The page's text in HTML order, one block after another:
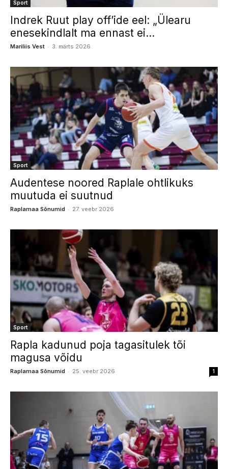
Sport
Indrek Ruut play off’ide eel: „Ülearu
enesekindlalt ma ennast ei...
Mariliis Vest - 3. märts 2026
Sport
Audentese noored Raplale ohtlikuks
muutuda ei suutnud
Raplamaa Sõnumid - 27. veebr 2026
Sport
Rapla kadunud poja tagasitulek tõi
magusa võidu
Raplamaa Sõnumid - 25. veebr 2026 1